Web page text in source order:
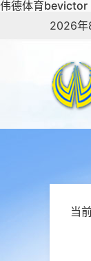
伟德体育bevictor
2026年
当